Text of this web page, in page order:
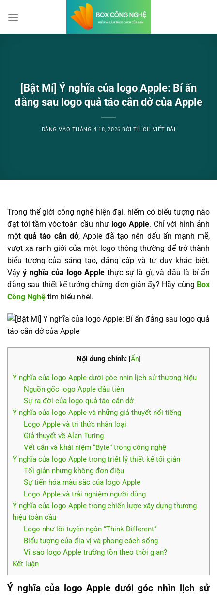
qua
[Bật Mí] Ý nghĩa của logo Apple: Bí ẩn
đằng sau logo quả táo cắn dở của Apple
ĐĂNG VÀO THÁNG 4 18, 2026 BỞITHÍCH VIẾT BÀI
Trong thế giới công nghệ hiện đại, hiếm có biểu tượng nào
đạt tới tầm vóc toàn cầu như logo Apple. Chỉ với hình ảnh
mộtquả táo cắn dở, Apple đã tạo nên dấu ấn mạnh mẽ,
vượt xa ranh giới của một logo thông thường để trở thành
biểu tượng của sáng tạo, đẳng cấp và tư duy khác biệt.
Vậyý nghĩa của logo Apple thực sự là gì, và đâu là bí ẩn
đằng sau thiết kế tưởng chừng đơn giản ấy? Hãy cùng Box
Công Nghệ tìm hiểu nhé!.
Nội dung chính: [Ẩn]
Ý nghĩa của logo Apple dưới góc nhìn lịch sử thương hiệu
Nguồn gốc logo Apple đầu tiên
Sự ra đời của logo quả táo cắn dở
Ý nghĩa của logo Apple và những giả thuyết nổi tiếng
Logo Apple và tri thức nhân loại
Giả thuyết về Alan Turing
Vết cắn và khái niệm “Byte” trong công nghệ
Ý nghĩa của logo Apple trong triết lý thiết kế tối giản
Tối giản nhưng không đơn điệu
Sự tiến hóa màu sắc của logo Apple
Logo Apple và trải nghiệm người dùng
Ý nghĩa của logo Apple trong chiến lược xây dựng thương
hiệu toàn cầu
Logo như lời tuyên ngôn “Think Different”
Biểu tượng của địa vị và phong cách sống
Vì sao logo Apple trường tồn theo thời gian?
Kết luận
Ý nghĩa của logo Apple dưới góc nhìn lịch sử